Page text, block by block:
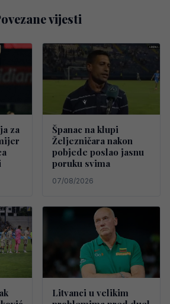
vijesti
za
Španac na klupi
Željezničara nakon
pobjede poslao jasnu
poruku svima
07/08/2026
Litvanci u velikim